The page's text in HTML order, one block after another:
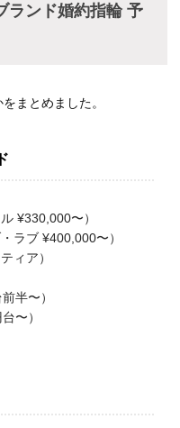
ランド婚約指輪 予
まとめました。
ル ¥330,000〜）
ラブ ¥400,000〜）
ィア）
半〜）
〜）